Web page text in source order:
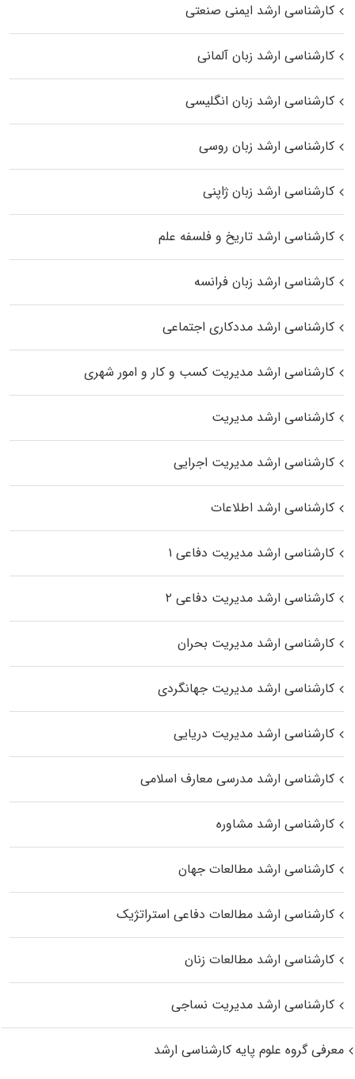
کارشناسی ارشد ایمنی صنعتی
کارشناسی ارشد زبان آلمانی
کارشناسی ارشد زبان انگلیسی
کارشناسی ارشد زبان روسی
کارشناسی ارشد زبان ژاپنی
کارشناسی ارشد تاریخ و فلسفه علم
کارشناسی ارشد زبان فرانسه
کارشناسی ارشد مددکاری اجتماعی
کارشناسی ارشد مدیریت کسب و کار و امور شهری
کارشناسی ارشد مدیریت
کارشناسی ارشد مدیریت اجرایی
کارشناسی ارشد اطلاعات
کارشناسی ارشد مدیریت دفاعی ۱
کارشناسی ارشد مدیریت دفاعی ۲
کارشناسی ارشد مدیریت بحران
کارشناسی ارشد مدیریت جهانگردی
کارشناسی ارشد مدیریت دریایی
کارشناسی ارشد مدرسی معارف اسلامی
کارشناسی ارشد مشاوره
کارشناسی ارشد مطالعات جهان
کارشناسی ارشد مطالعات دفاعی استراتژیک
کارشناسی ارشد مطالعات زنان
کارشناسی ارشد مدیریت نساجی
معرفی گروه علوم پایه کارشناسی ارشد